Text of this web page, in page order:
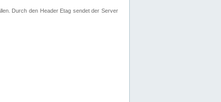
Durch den Header Etag sendet der Server